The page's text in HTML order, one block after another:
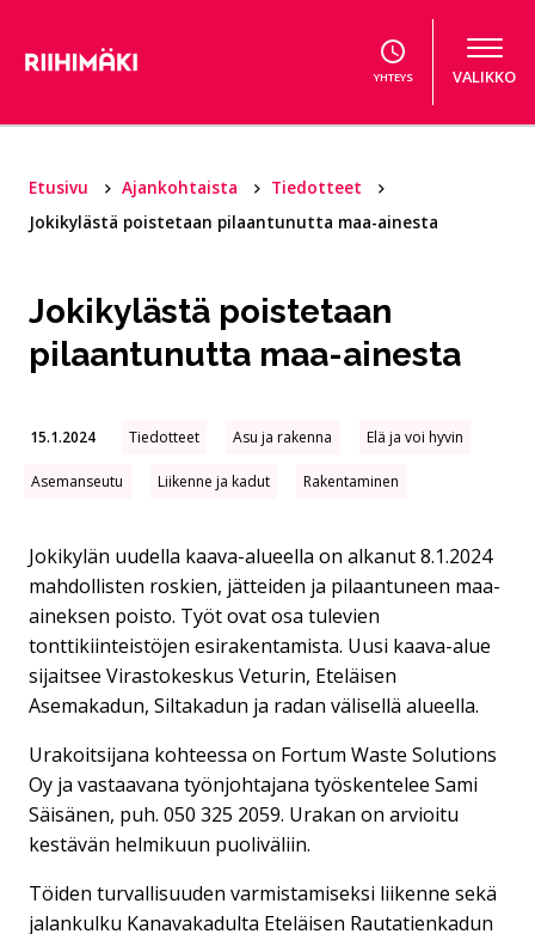
YHTEYS VALIKKO
Etusivu Ajankohtaista
Tiedotteet
Jokikylästä poistetaan pilaantunutta maa-ainesta
Jokikylästä poistetaan
pilaantunutta maa-ainesta
15.1.2024 Tiedotteet Asu ja rakenna Elä ja voi hyvin
Asemanseutu Liikenne ja kadut Rakentaminen
Jokikylän uudella kaava-alueella on alkanut 8.1.2024
mahdollisten roskien, jätteiden ja pilaantuneen maa-
aineksen poisto. Työt ovat osa tulevien
tonttikiinteistöjen esirakentamista. Uusi kaava-alue
sijaitsee Virastokeskus Veturin, Eteläisen
Asemakadun, Siltakadun ja radan välisellä alueella.
Urakoitsijana kohteessa on Fortum Waste Solutions
Oy ja vastaavana työnjohtajana työskentelee Sami
Säisänen, puh. 050 325 2059. Urakan on arvioitu
kestävän helmikuun puoliväliin.
Töiden turvallisuuden varmistamiseksi liikenne sekä
jalankulku Kanavakadulta Eteläisen Rautatienkadun